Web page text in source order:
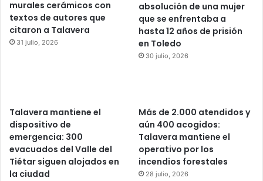
murales cerámicos con
textos de autores que
citaron a Talavera
31 julio, 2026
absolución de una mujer
que se enfrentaba a
hasta 12 años de prisión
en Toledo
30 julio, 2026
Talavera mantiene el
dispositivo de
emergencia: 300
evacuados del Valle del
Tiétar siguen alojados en
la ciudad
Más de 2.000 atendidos y
aún 400 acogidos:
Talavera mantiene el
operativo por los
incendios forestales
28 julio, 2026